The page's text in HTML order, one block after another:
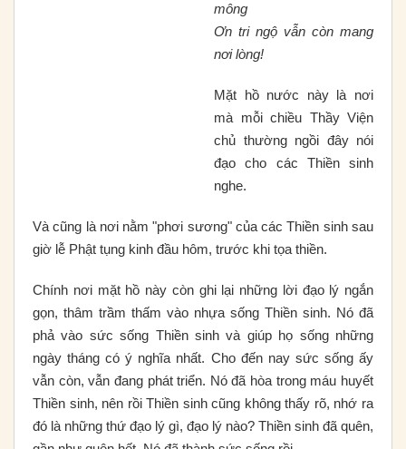
mông
Ơn tri ngộ vẫn còn mang
nơi lòng!
Mặt hồ nước này là nơi
mà mỗi chiều Thầy Viện
chủ thường ngồi đây nói
đạo cho các Thiền sinh
nghe.
Và cũng là nơi nằm "phơi sương" của các Thiền sinh sau
giờ lễ Phật tụng kinh đầu hôm, trước khi tọa thiền.
Chính nơi mặt hồ này còn ghi lại những lời đạo lý ngắn
gọn, thâm trầm thấm vào nhựa sống Thiền sinh. Nó đã
phả vào sức sống Thiền sinh và giúp họ sống những
ngày tháng có ý nghĩa nhất. Cho đến nay sức sống ấy
vẫn còn, vẫn đang phát triển. Nó đã hòa trong máu huyết
Thiền sinh, nên rồi Thiền sinh cũng không thấy rõ, nhớ ra
đó là những thứ đạo lý gì, đạo lý nào? Thiền sinh đã quên,